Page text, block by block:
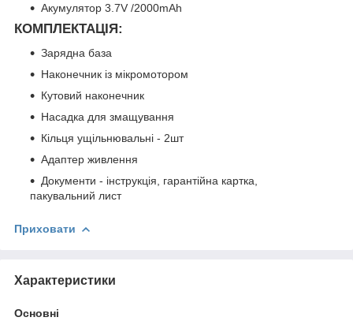
Акумулятор 3.7V /2000mAh
КОМПЛЕКТАЦІЯ:
Зарядна база
Наконечник із мікромотором
Кутовий наконечник
Насадка для змащування
Кільця ущільнювальні - 2шт
Адаптер живлення
Документи - інструкція, гарантійна картка,
пакувальний лист
Приховати
Характеристики
Основні